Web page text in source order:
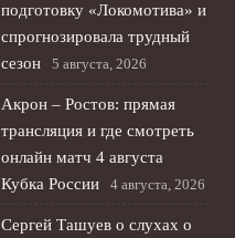
подготовку «Локомотива» и
спрогнозировала трудный
сезон
5 августа, 2026
Акрон – Ростов: прямая
трансляция и где смотреть
онлайн матч 4 августа
Кубка России
4 августа, 2026
Сергей Ташуев о слухах о